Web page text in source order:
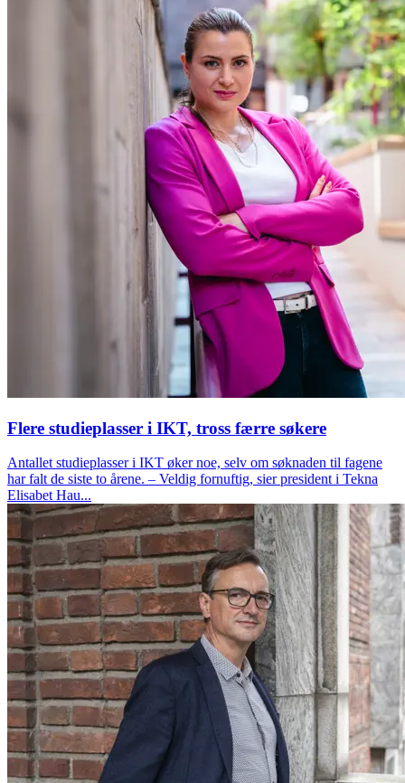
Flere studieplasser i IKT, tross færre søkere
Antallet studieplasser i IKT øker noe, selv om søknaden til fagene
har falt de siste to årene. – Veldig fornuftig, sier president i Tekna
Elisabet Hau...